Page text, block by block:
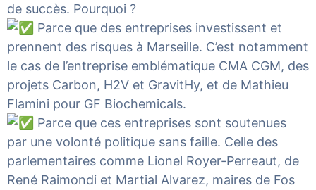
de succès. Pourquoi ?
Parce que des entreprises investissent et
prennent des risques à Marseille. C’est notamment
le cas de l’entreprise emblématique CMA CGM, des
projets Carbon, H2V et GravitHy, et de Mathieu
Flamini pour GF Biochemicals.
Parce que ces entreprises sont soutenues
par une volonté politique sans faille. Celle des
parlementaires comme Lionel Royer-Perreaut, de
René Raimondi et Martial Alvarez, maires de Fos